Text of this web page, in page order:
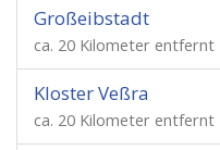
Großeibstadt
ca. 20 Kilometer entfernt
Kloster Veßra
ca. 20 Kilometer entfernt